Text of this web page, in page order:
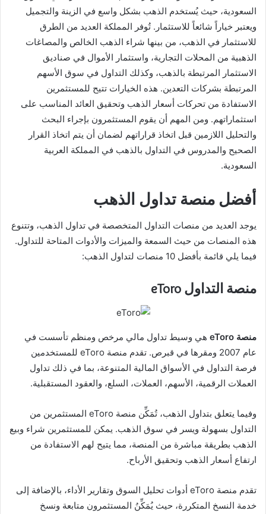
السعودية، حيث يُستخدم الذهب بشكل واسع في الزينة والتجميل
ويعتبر خياراً شائعاً للاستثمار. تُوفر المملكة العديد من الطرق
للاستثمار في الذهب، من بينها شراء الذهب الخالص والمصاغات
الذهبية من المحلات التجارية، واستثمار الأموال في صناديق
الاستثمار المرتبطة بالذهب، وكذلك التداول في سوق الأسهم
المرتبطة بشركات التعدين. هذه الخيارات تتيح للمستثمرين
الاستفادة من تحركات أسعار الذهب وتحقيق العائد المناسب على
استثماراتهم. ومن المهم أن يقوم المستثمرون بإجراء البحث
والتحليل اللازمين قبل اتخاذ قراراتهم لضمان أن يتم اتخاذ القرار
الصحيح والمدروس في التداول بالذهب في المملكة العربية
السعودية.
أفضل منصة تداول الذهب
يوجد العديد من منصات التداول المتخصصة في تداول الذهب، وتتنوع
هذه المنصات من حيث السمعة والميزات والأدوات المتاحة للتداول.
فيما يلي قائمة بأفضل 10 منصات لتداول الذهب:
منصة التداول eToro
منصة eToro
هي وسيط تداول مالي مرخص ومنظم تأسست في
عام 2007 ومقرها في قبرص. تقدم منصة eToro للمستخدمين
فرصة التداول في الأسواق المالية المتنوعة، بما في ذلك تداول
العملات الرقمية، الأسهم، العملات، السلع، والعقود المستقبلية.
وفيما يتعلق بتداول الذهب، تُمَكِّن منصة eToro المستثمرين من
التداول بسهولة ويسر في سوق الذهب. يمكن للمستثمرين شراء وبيع
الذهب بطريقة مباشرة من المنصة، مما يتيح لهم الاستفادة من
ارتفاع أسعار الذهب وتحقيق الأرباح.
تقدم منصة eToro أدوات تحليل السوق وتقارير الأداء، بالإضافة إلى
خدمة النسخ المتكررة، حيث يُمَكِّنُ المستثمرون متابعة ونسخ